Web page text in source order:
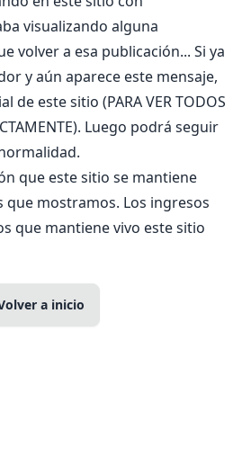
visualizando alguna
volver a esa publicación... Si ya
y aún aparece este mensaje,
de este sitio (PARA VER TODOS
Luego podrá seguir
que este sitio se mantiene
que mostramos. Los ingresos
que mantiene vivo este sitio
a inicio